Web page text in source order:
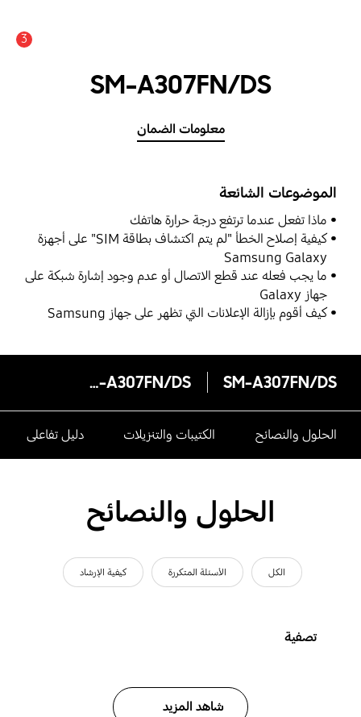
3
SM-A307FN/DS
معلومات الضمان
الموضوعات الشائعة
ماذا تفعل عندما ترتفع درجة حرارة هاتفك
كيفية إصلاح الخطأ "لم يتم اكتشاف بطاقة SIM" على أجهزة
Samsung Galaxy
ما يجب فعله عند قطع الاتصال أو عدم وجود إشارة شبكة على
جهاز Galaxy
كيف أقوم بإزالة الإعلانات التي تظهر على جهاز Samsung
SM-A307FN/DS
SM-A307FN/DS
الحلول والنصائح الكتيبات والتنزيلات دليل تفاعلى
الحلول والنصائح
الكل الأسئلة المتكررة كيفية الإرشاد
تصفية
شاهد المزيد